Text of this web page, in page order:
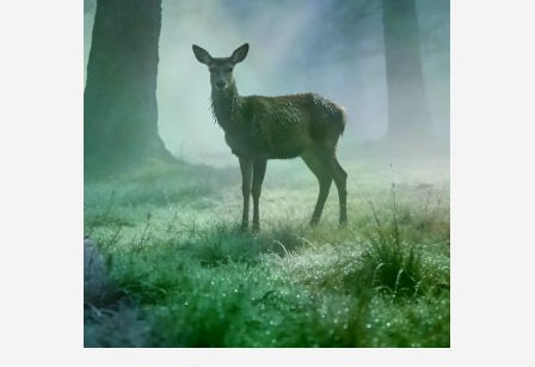
অ্যাভাটার ভিডিও
এআই ভিডিও
আলোকচিত্র
অন্যান্য সরঞ্জাম
সবগুলো টেমপ্লেট দেখুন